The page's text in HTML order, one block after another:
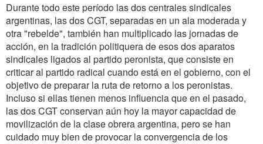
Durante todo este período las dos centrales sindicales
argentinas, las dos CGT, separadas en un ala moderada y
otra "rebelde", también han multiplicado las jornadas de
acción, en la tradición politiquera de esos dos aparatos
sindicales ligados al partido peronista, que consiste en
criticar al partido radical cuando está en el gobierno, con el
objetivo de preparar la ruta de retorno a los peronistas.
Incluso si ellas tienen menos influencia que en el pasado,
las dos CGT conservan aún hoy la mayor capacidad de
movilización de la clase obrera argentina, pero se han
cuidado muy bien de provocar la convergencia de los